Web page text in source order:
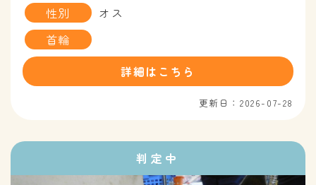
性別
オス
首輪
詳細はこちら
更新日：2026-07-28
判定中